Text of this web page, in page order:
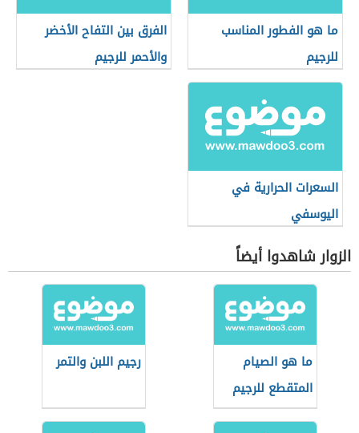
ما هو الفطور المناسب
للرجيم
الفرق بين التفاح الأخضر
والأحمر للرجيم
السعرات الحرارية في
اليوسفي
الزوار شاهدوا أيضاً
ما هو الصيام
المتقطع للرجيم
رجيم اللبن والتمر